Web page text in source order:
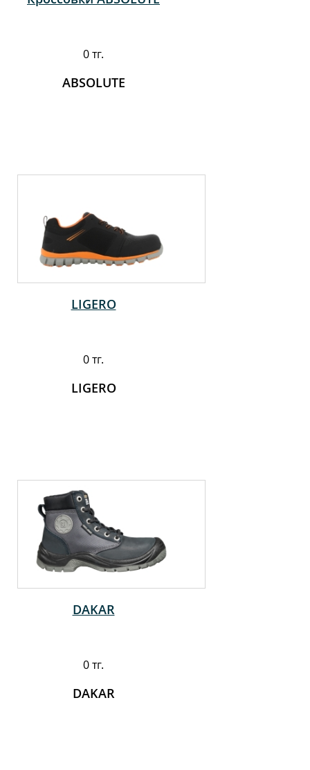
0 тг.
ABSOLUTE
LIGERO
0 тг.
LIGERO
DAKAR
0 тг.
DAKAR